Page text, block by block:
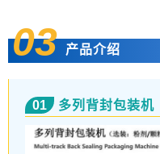
03 产品介绍
01 多列背封包装机